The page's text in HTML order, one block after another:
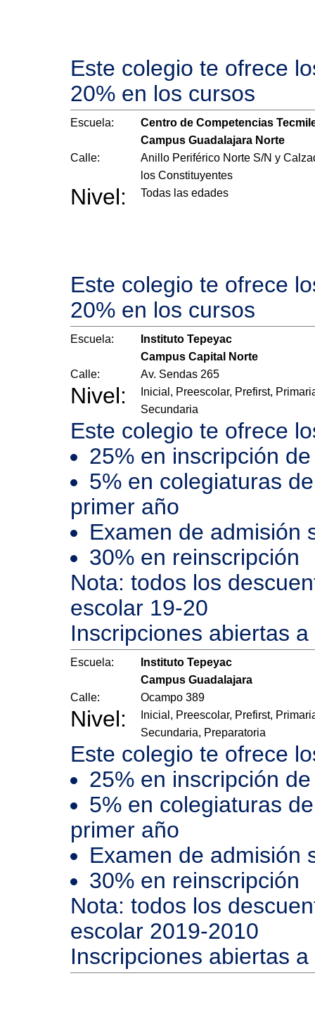
Este colegio te ofrece
20% en los cursos
Escuela:
Centro de Competencias
Campus Guadalajara Norte
Calle:
Anillo Periférico Norte S/N y
los Constituyentes
Nivel: Todas las edades
Este colegio te ofrece
20% en los cursos
Escuela:
Instituto Tepeyac
Campus Capital Norte
Calle:
Av. Sendas 265
Nivel:
Inicial, Preescolar, Prefirst,
Secundaria
Este colegio te ofrece
25% en inscripción
5% en colegiaturas
primer año
Examen de admisión
30% en reinscripción
Nota: todos los
escolar 19-20
Inscripciones abiertas
Escuela:
Instituto Tepeyac
Campus Guadalajara
Calle:
Ocampo 389
Nivel:
Inicial, Preescolar, Prefirst,
Secundaria, Preparatoria
Este colegio te ofrece
25% en inscripción
5% en colegiaturas
primer año
Examen de admisión
30% en reinscripción
Nota: todos los
escolar 2019-2010
Inscripciones abiertas